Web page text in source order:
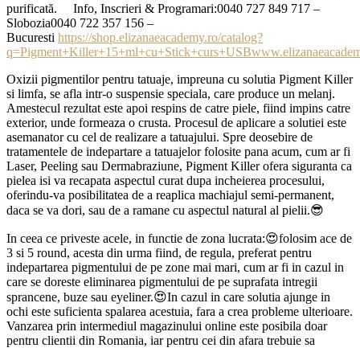
purificată.
Info, Inscrieri & Programari:0040 727 849 717 –
Slobozia0040 722 357 156 –
Bucuresti https://shop.elizanaeacademy.ro/catalog?
q=Pigment+Killer+15+ml+cu+Stick+curs+USB
Oxizii pigmentilor pentru tatuaje, impreuna cu solutia Pigment Killer
si limfa, se afla intr-o suspensie speciala, care produce un melanj.
Amestecul rezultat este apoi respins de catre piele, fiind impins catre
exterior, unde formeaza o crusta. Procesul de aplicare a solutiei este
asemanator cu cel de realizare a tatuajului. Spre deosebire de
tratamentele de indepartare a tatuajelor folosite pana acum, cum ar fi
Laser, Peeling sau Dermabraziune, Pigment Killer ofera siguranta ca
pielea isi va recapata aspectul curat dupa incheierea procesului,
oferindu-va posibilitatea de a reaplica machiajul semi-permanent,
daca se va dori, sau de a ramane cu aspectul natural al pielii.😎
In ceea ce priveste acele, in functie de zona lucrata:😍folosim ace de
3 si 5 round, acesta din urma fiind, de regula, preferat pentru
indepartarea pigmentului de pe zone mai mari, cum ar fi in cazul in
care se doreste eliminarea pigmentului de pe suprafata intregii
sprancene, buze sau eyeliner.😍In cazul in care solutia ajunge in
ochi este suficienta spalarea acestuia, fara a crea probleme ulterioare.
Vanzarea prin intermediul magazinului online este posibila doar
pentru clientii din Romania, iar pentru cei din afara trebuie sa